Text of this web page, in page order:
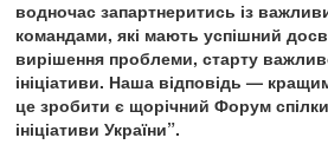
водночас запартнеритись із
командами, які мають успішний
вирішення проблеми, старту
ініціативи. Наша відповідь —
це зробити є щорічний Форум
ініціативи України”.